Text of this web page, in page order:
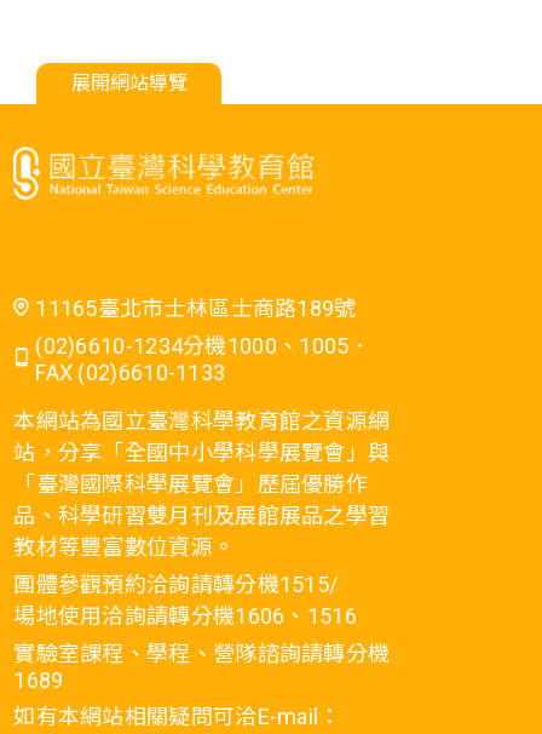
展開網站導覽
11165臺北市士林區士商路189號
(02)6610-1234分機1000、1005．
FAX (02)6610-1133
本網站為國立臺灣科學教育館之資源網
站，分享「全國中小學科學展覽會」與
「臺灣國際科學展覽會」歷屆優勝作
品、科學研習雙月刊及展館展品之學習
教材等豐富數位資源。
團體參觀預約洽詢請轉分機1515/
場地使用洽詢請轉分機1606、1516
實驗室課程、學程、營隊諮詢請轉分機
1689
如有本網站相關疑問可洽E-mail：